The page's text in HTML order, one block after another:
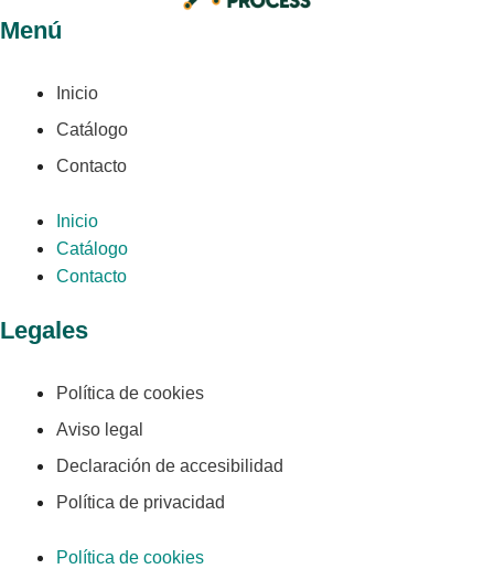
Menú
Inicio
Catálogo
Contacto
Inicio
Catálogo
Contacto
Legales
Política de cookies
Aviso legal
Declaración de accesibilidad
Política de privacidad
Política de cookies